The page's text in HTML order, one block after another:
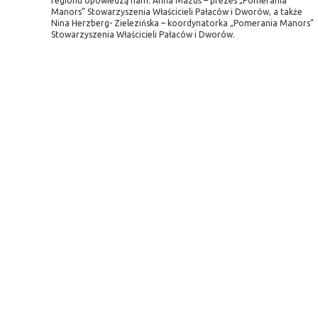
Manors” Stowarzyszenia Właścicieli Pałaców i Dworów, a także
Nina Herzberg- Zielezińska – koordynatorka „Pomerania Manors”
Stowarzyszenia Właścicieli Pałaców i Dworów.